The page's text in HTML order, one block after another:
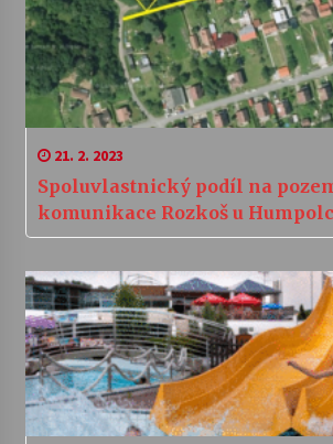
21. 2. 2023
Spoluvlastnický podíl na
komunikace Rozkoš u